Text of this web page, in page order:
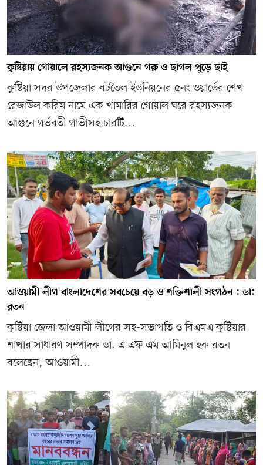
কুষ্টিয়ায় গোয়ালে রহস্যজনক আগুনে গরু ও ছাগল পুড়ে ছাই
কুষ্টিয়া সদর উপজেলার বটতৈল ইউনিয়নের ৫নং ওয়ার্ডের শেখ
রেজাউল করিম নামে এক খামারির গোয়াল ঘরে রহস্যজনক
আগুনে গর্ভবতী গাভীসহ চারটি…
আওয়ামী লীগ বাংলাদেশের সবচেয়ে বড় ও শক্তিশালী সংগঠন : ডা:
রতন
কুষ্টিয়া জেলা আওয়ামী লীগের সহ-সভাপতি ও বিএমএ কুষ্টিয়ার
শাখার সাধারণ সম্পাদক ডা. এ এফ এম আমিনুল হক রতন
বলেছেন, আওয়ামী…